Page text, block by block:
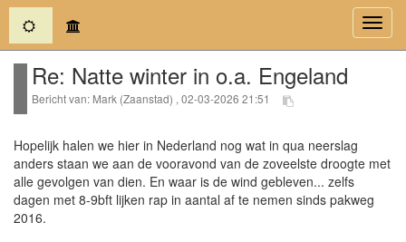
(current)
Re: Natte winter in o.a. Engeland
Bericht van: Mark (Zaanstad) , 02-03-2026 21:51
Hopelijk halen we hier in Nederland nog wat in qua neerslag
anders staan we aan de vooravond van de zoveelste droogte met
alle gevolgen van dien. En waar is de wind gebleven... zelfs
dagen met 8-9bft lijken rap in aantal af te nemen sinds pakweg
2016.